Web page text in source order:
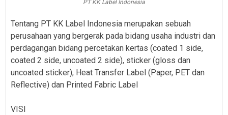
PT KK Label Indonesia
Tentang PT KK Label Indonesia merupakan sebuah
perusahaan yang bergerak pada bidang usaha industri dan
perdagangan bidang percetakan kertas (coated 1 side,
coated 2 side, uncoated 2 side), sticker (gloss dan
uncoated sticker), Heat Transfer Label (Paper, PET dan
Reflective) dan Printed Fabric Label
VISI